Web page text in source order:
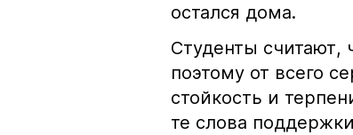
остался дома.
Студенты считают,
поэтому от всего
стойкость и
те слова